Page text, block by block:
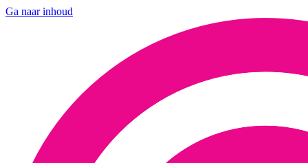
Ga naar inhoud